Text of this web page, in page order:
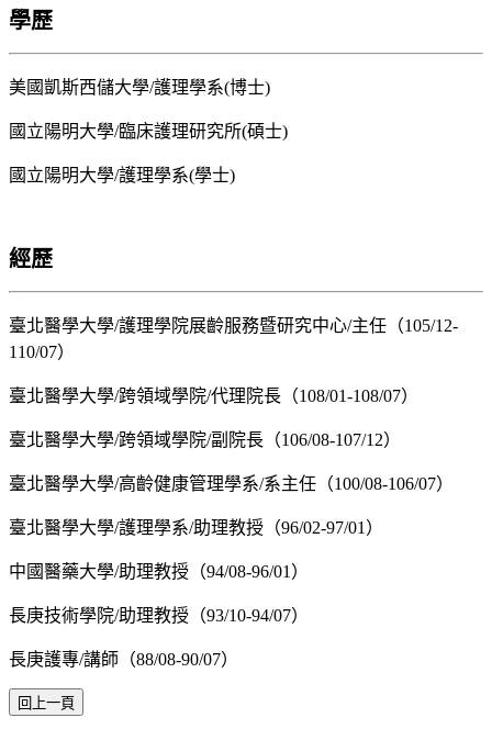
學歷
美國凱斯西儲大學/護理學系(博士)
國立陽明大學/臨床護理研究所(碩士)
國立陽明大學/護理學系(學士)
經歷
臺北醫學大學/護理學院展齡服務暨研究中心/主任（105/12-
110/07）
臺北醫學大學/跨領域學院/代理院長（108/01-108/07）
臺北醫學大學/跨領域學院/副院長（106/08-107/12）
臺北醫學大學/高齡健康管理學系/系主任（100/08-106/07）
臺北醫學大學/護理學系/助理教授（96/02-97/01）
中國醫藥大學/助理教授（94/08-96/01）
長庚技術學院/助理教授（93/10-94/07）
長庚護專/講師（88/08-90/07）